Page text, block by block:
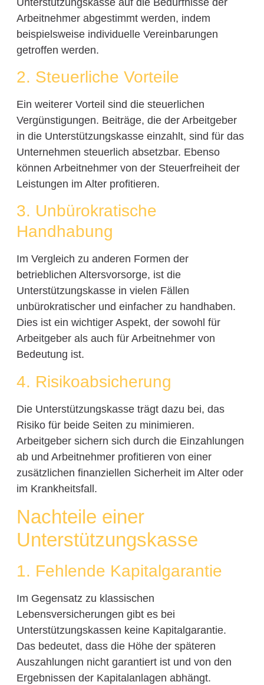
Arbeitnehmer abgestimmt werden, indem
beispielsweise individuelle Vereinbarungen
getroffen werden.
2. Steuerliche Vorteile
Ein weiterer Vorteil sind die steuerlichen
Vergünstigungen. Beiträge, die der Arbeitgeber
in die Unterstützungskasse einzahlt, sind für das
Unternehmen steuerlich absetzbar. Ebenso
können Arbeitnehmer von der Steuerfreiheit der
Leistungen im Alter profitieren.
3. Unbürokratische
Handhabung
Im Vergleich zu anderen Formen der
betrieblichen Altersvorsorge, ist die
Unterstützungskasse in vielen Fällen
unbürokratischer und einfacher zu handhaben.
Dies ist ein wichtiger Aspekt, der sowohl für
Arbeitgeber als auch für Arbeitnehmer von
Bedeutung ist.
4. Risikoabsicherung
Die Unterstützungskasse trägt dazu bei, das
Risiko für beide Seiten zu minimieren.
Arbeitgeber sichern sich durch die Einzahlungen
ab und Arbeitnehmer profitieren von einer
zusätzlichen finanziellen Sicherheit im Alter oder
im Krankheitsfall.
Nachteile einer
Unterstützungskasse
1. Fehlende Kapitalgarantie
Im Gegensatz zu klassischen
Lebensversicherungen gibt es bei
Unterstützungskassen keine Kapitalgarantie.
Das bedeutet, dass die Höhe der späteren
Auszahlungen nicht garantiert ist und von den
Ergebnissen der Kapitalanlagen abhängt.